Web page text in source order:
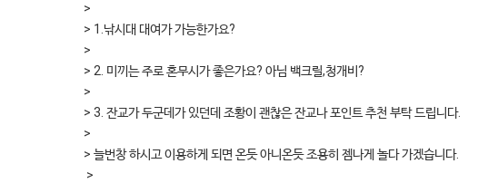
>
> 1.낚시대 대여가 가능한가요?
>
> 2. 미끼는 주로 혼무시가 좋은가요? 아님 백크릴,청개비?
>
> 3. 잔교가 두군데가 있던데 조황이 괜찮은 잔교나 포인트 추천 부탁 드립니다.
>
> 늘번창 하시고 이용하게 되면 온듯 아니온듯 조용히 젬나게 놀다 가겠습니다.
>